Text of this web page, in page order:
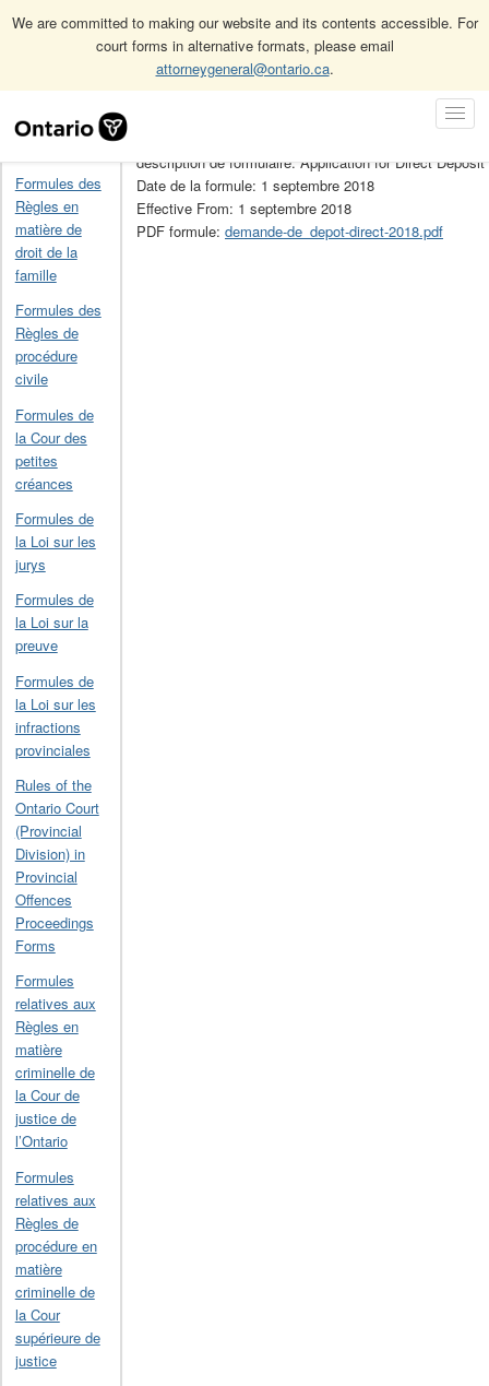
We are committed to making our website and its contents accessible. For
court forms in alternative formats, please email
attorneygeneral@ontario.ca.
Navigation
Accueil Formules du Bureau de l'avocate des enfants -
Formules des
Règles en
matière de
droit de la
famille
Formules des
Règles de
procédure
civile
Formules de
la Cour des
petites
créances
Formules de
la Loi sur les
jurys
Formules de
la Loi sur la
preuve
Formules de
la Loi sur les
infractions
provinciales
Rules of the
Ontario Court
(Provincial
Division) in
Provincial
Offences
Proceedings
Forms
Formules
relatives aux
Règles en
matière
criminelle de
la Cour de
justice de
l’Ontario
Formules
relatives aux
Règles de
procédure en
matière
criminelle de
la Cour
supérieure de
justice
description de formulaire: Application for Direct Deposit
Date de la formule: 1 septembre 2018
Effective From: 1 septembre 2018
PDF formule: demande-de_depot-direct-2018.pdf